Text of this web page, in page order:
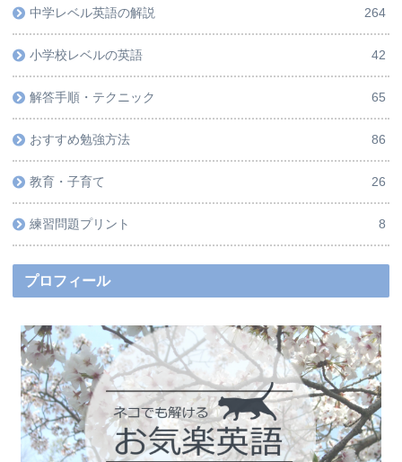
中学レベル英語の解説 264
小学校レベルの英語 42
解答手順・テクニック 65
おすすめ勉強方法 86
教育・子育て 26
練習問題プリント 8
プロフィール